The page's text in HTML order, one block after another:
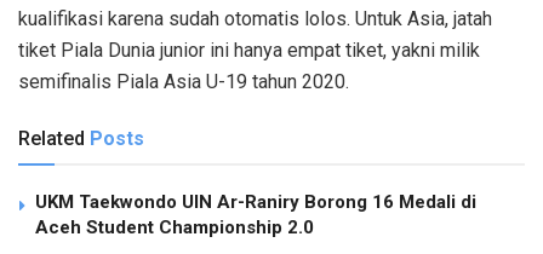
kualifikasi karena sudah otomatis lolos. Untuk Asia, jatah
tiket Piala Dunia junior ini hanya empat tiket, yakni milik
semifinalis Piala Asia U-19 tahun 2020.
Related Posts
UKM Taekwondo UIN Ar-Raniry Borong 16 Medali di
Aceh Student Championship 2.0